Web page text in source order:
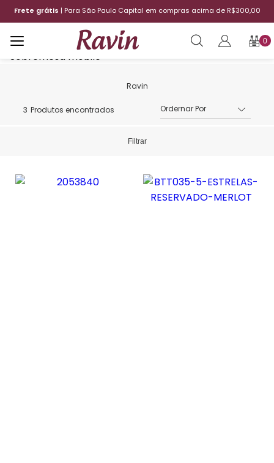
Frete grátis | Para São Paulo Capital em compras acima de R$300,00
0
3 Produtos encontrados
Filtrar